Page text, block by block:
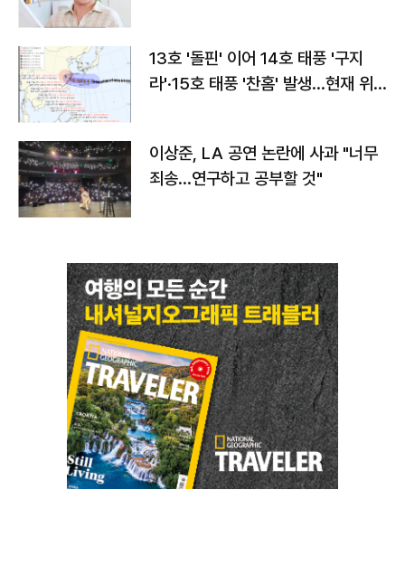
13호 '돌핀' 이어 14호 태풍 '구지
라'·15호 태풍 '찬홈' 발생…현재 위
이상준, LA 공연 논란에 사과 "너무
죄송…연구하고 공부할 것"